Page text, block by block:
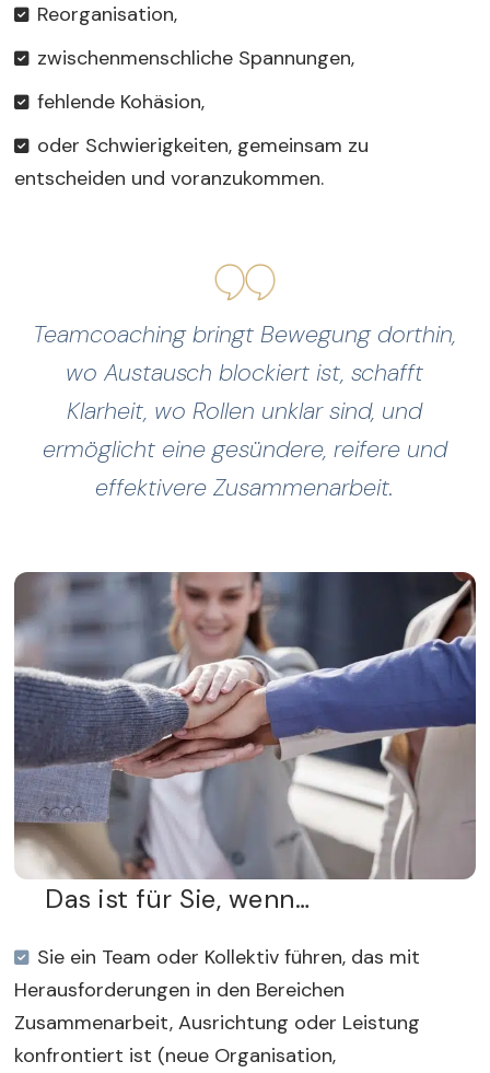
Reorganisation,
zwischenmenschliche Spannungen,
fehlende Kohäsion,
oder Schwierigkeiten, gemeinsam zu
entscheiden und voranzukommen.
Teamcoaching bringt Bewegung dorthin,
wo Austausch blockiert ist, schafft
Klarheit, wo Rollen unklar sind, und
ermöglicht eine gesündere, reifere und
effektivere Zusammenarbeit.
Das ist für Sie, wenn…
Sie ein Team oder Kollektiv führen, das mit
Herausforderungen in den Bereichen
Zusammenarbeit, Ausrichtung oder Leistung
konfrontiert ist (neue Organisation,